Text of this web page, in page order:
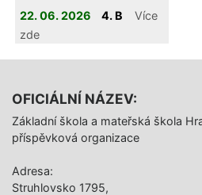
22. 06. 2026 4. B
Více
zde
OFICIÁLNÍ NÁZEV:
Základní škola a mateřská škola
příspěvková organizace
Adresa:
Struhlovsko 1795,